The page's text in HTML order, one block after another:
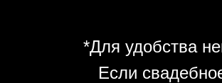
*Для удобства
Если